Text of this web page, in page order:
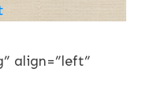
align=”left”